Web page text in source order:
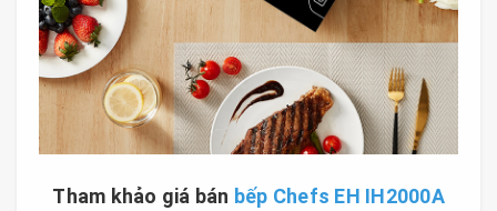
Tham khảo giá bán bếp Chefs EH IH2000A